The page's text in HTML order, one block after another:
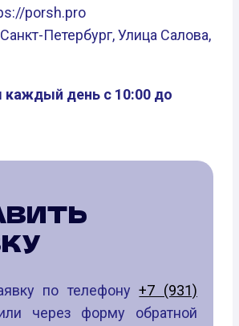
porsh.pro
Санкт-Петербург, Улица Салова,
день с 10:00 до
по телефону+7 (931)
через форму обратной